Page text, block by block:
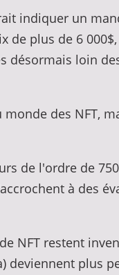
indiquer un
de plus de 6
désormais loin
des NFT,
de l'ordre de
à des
NFT restent
deviennent plus